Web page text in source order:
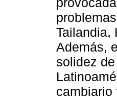
Tailandia,
Además,
solidez
cambiario